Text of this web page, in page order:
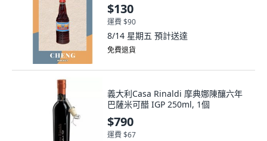
$130
運費 $90
8/14 星期五 預計送達
免費退貨
義大利Casa Rinaldi 摩典娜陳釀六年
巴薩米可醋 IGP 250ml, 1個
$790
運費 $67